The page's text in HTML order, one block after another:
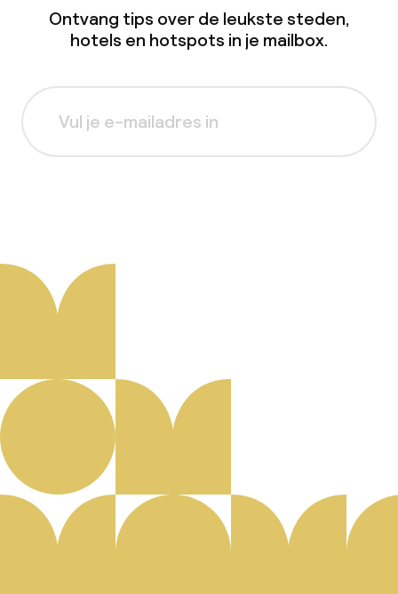
Ontvang tips over de leukste steden,
hotels en hotspots in je mailbox.